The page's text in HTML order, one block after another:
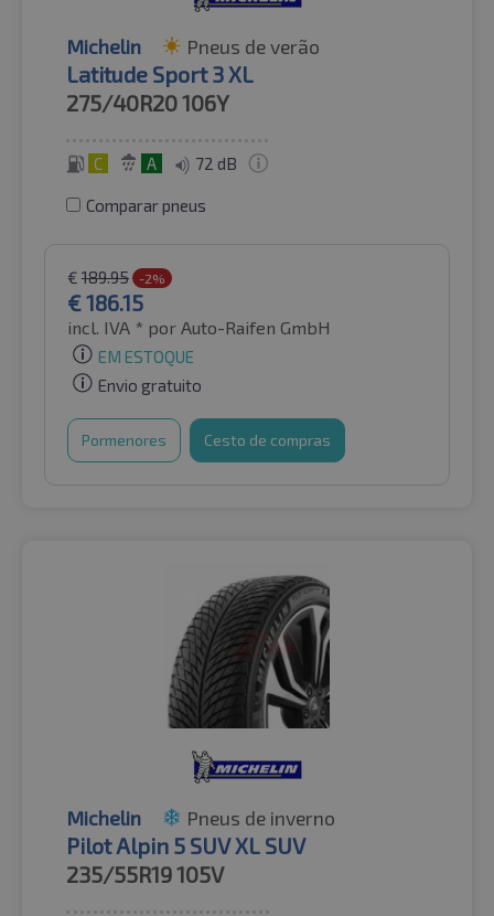
Michelin Pneus de verão
Latitude Sport 3 XL
275/40R20106Y
C A 72 dB
Comparar pneus
€ 189.95 -2%
€186.15
incl. IVA * por Auto-Raifen GmbH
EM ESTOQUE
Envio gratuito
Pormenores Cesto de compras
Michelin Pneus de inverno
Pilot Alpin 5 SUV XL SUV
235/55R19105V